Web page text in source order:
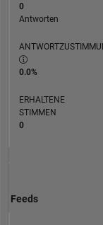
0
Antworten
0.0%
ERHALTENE
STIMMEN
0
Feeds